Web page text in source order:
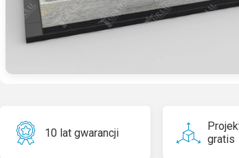
10 lat gwarancji
gratis